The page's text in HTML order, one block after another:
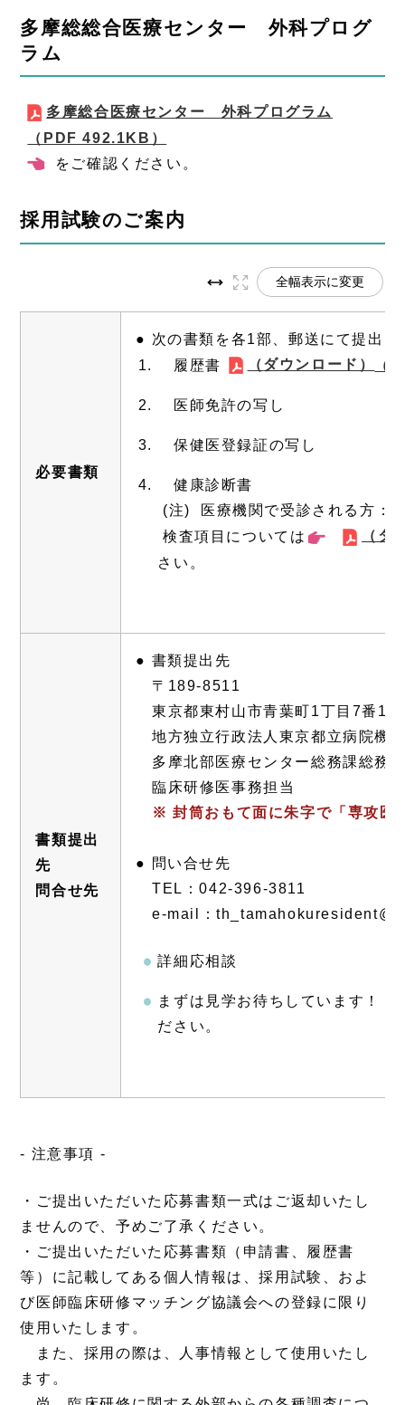
多摩総総合医療センター 外科プログ
ラム
多摩総合医療センター 外科プログラム
（PDF 492.1KB）
をご確認ください。
採用試験のご案内
全幅表示に変更
必要書類
● 次の書類を各1部、郵送にて提出
履歴書
（ダウンロード） （
医師免許の写し
保健医登録証の写し
健康診断書
(注) 医療機関で受診される方：
検査項目については
注目情
（ダ
さい。
書類提出
先
問合せ先
● 書類提出先
〒189-8511
東京都東村山市青葉町1丁目7番1号
地方独立行政法人東京都立病院機
多摩北部医療センター総務課総務
臨床研修医事務担当
※ 封筒おもて面に朱字で「専攻医
● 問い合せ先
TEL：042-396-3811
e-mail：
詳細応相談
まずは見学お待ちしています！
ださい。
- 注意事項 -
・ご提出いただいた応募書類一式はご返却いたし
ませんので、予めご了承ください。
・ご提出いただいた応募書類（申請書、履歴書
等）に記載してある個人情報は、採用試験、およ
び医師臨床研修マッチング協議会への登録に限り
使用いたします。
また、採用の際は、人事情報として使用いたし
ます。